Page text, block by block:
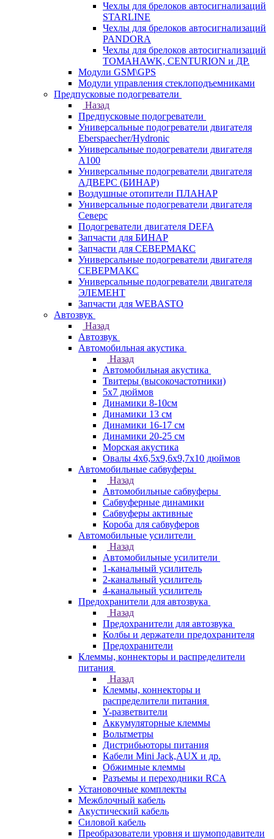
Чехлы для брелоков автосигнализаций
STARLINE
Чехлы для брелоков автосигнализаций
PANDORA
Чехлы для брелоков автосигнализаций
TOMAHAWK, CENTURION и ДР.
Модули GSM\GPS
Модули управления стеклоподъемниками
Предпусковые подогреватели
Назад
Предпусковые подогреватели
Универсальные подогреватели двигателя
Eberspaecher/Hydronic
Универсальные подогреватели двигателя
A100
Универсальные подогреватели двигателя
АДВЕРС (БИНАР)
Воздушные отопители ПЛАНАР
Универсальные подогреватели двигателя
Северс
Подогреватели двигателя DEFA
Запчасти для БИНАР
Запчасти для СЕВЕРМАКС
Универсальные подогреватели двигателя
СЕВЕРМАКС
Универсальные подогреватели двигателя
ЭЛЕМЕНТ
Запчасти для WEBASTO
Автозвук
Назад
Автозвук
Автомобильная акустика
Назад
Автомобильная акустика
Твитеры (высокочастотники)
5x7 дюймов
Динамики 8-10см
Динамики 13 см
Динамики 16-17 см
Динамики 20-25 см
Морская акустика
Овалы 4х6,5х9,6x9,7х10 дюймов
Автомобильные сабвуферы
Назад
Автомобильные сабвуферы
Сабвуферные динамики
Сабвуферы активные
Короба для сабвуферов
Автомобильные усилители
Назад
Автомобильные усилители
1-канальный усилитель
2-канальный усилитель
4-канальный усилитель
Предохранители для автозвука
Назад
Предохранители для автозвука
Колбы и держатели предохранителя
Предохранители
Клеммы, коннекторы и распределители
питания
Назад
Клеммы, коннекторы и
распределители питания
Y-разветвители
Аккумуляторные клеммы
Вольтметры
Дистрибьюторы питания
Кабели Mini Jack,AUX и др.
Обжимные клеммы
Разъемы и переходники RCA
Установочные комплекты
Межблочный кабель
Акустический кабель
Силовой кабель
Преобразователи уровня и шумоподавители